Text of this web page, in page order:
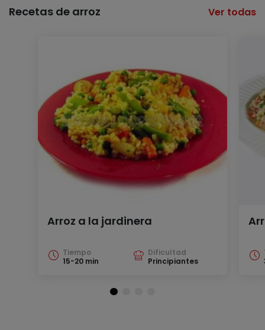
Recetas de arroz Ver todas
Arroz a la jardinera
Tiempo
15-20 min
Dificultad
Principiantes